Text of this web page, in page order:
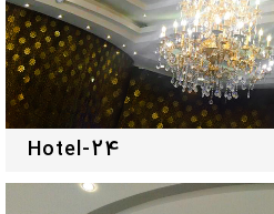
Hotel-24